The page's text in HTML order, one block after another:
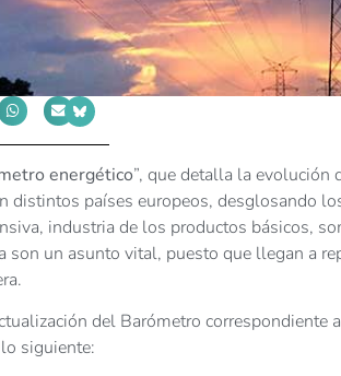
energético”, que detalla la evolución
distintos países europeos, desglosando
industria de los productos básicos,
son un asunto vital, puesto que llegan a
del Barómetro
siguiente: